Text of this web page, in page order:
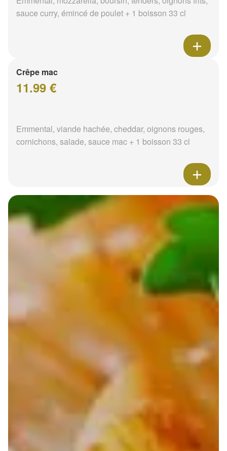
sauce curry, émincé de poulet + 1 boisson 33 cl
Crêpe mac
11.99 €
Emmental, viande hachée, cheddar, oignons rouges,
cornichons, salade, sauce mac + 1 boisson 33 cl